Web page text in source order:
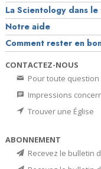
La Scientology dans le
Notre aide
Comment rester en
CONTACTEZ-NOUS
Pour toute question
Impressions
Trouver une Église
ABONNEMENT
Recevez le bulletin